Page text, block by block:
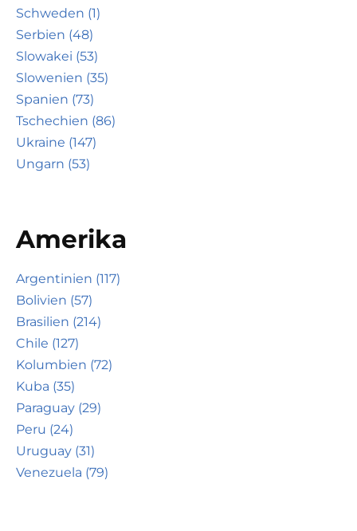
Schweden (1)
Serbien (48)
Slowakei (53)
Slowenien (35)
Spanien (73)
Tschechien (86)
Ukraine (147)
Ungarn (53)
Amerika
Argentinien (117)
Bolivien (57)
Brasilien (214)
Chile (127)
Kolumbien (72)
Kuba (35)
Paraguay (29)
Peru (24)
Uruguay (31)
Venezuela (79)